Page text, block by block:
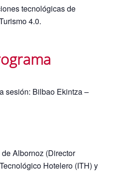
tecnológicas de
4.0.
sesión: Bilbao Ekintza –
Albornoz (Director
Hotelero (ITH) y